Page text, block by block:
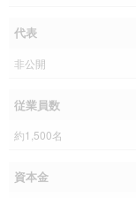
代表
非公開
従業員数
約1,500名
資本金